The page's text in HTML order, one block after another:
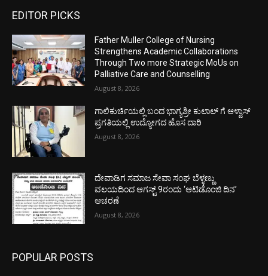
EDITOR PICKS
Father Muller College of Nursing
Strengthens Academic Collaborations
Through Two more Strategic MoUs on
Palliative Care and Counselling
August 8, 2026
ಗಾಲಿಕುರ್ಚಿಯಲ್ಲಿ ಬಂದ ಭಾಗ್ಯಶ್ರೀ ಕುಲಾಲ್ ಗೆ ಆಳ್ವಾಸ್
ಪ್ರಗತಿಯಲ್ಲಿ ಉದ್ಯೋಗದ ಹೊಸ ದಾರಿ
August 8, 2026
ದೇವಾಡಿಗ ಸಮಾಜ ಸೇವಾ ಸಂಘ ಬೆಳ್ಳಣ್ಣು
ವಲಯದಿಂದ ಆಗಸ್ಟ್ 9ರಂದು ‘ಆಟಿಡೊಂಜಿ ದಿನ’
ಆಚರಣೆ
August 8, 2026
POPULAR POSTS